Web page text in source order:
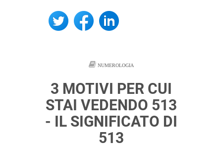
NUMEROLOGIA
3 MOTIVI PER CUI
STAI VEDENDO 513
- IL SIGNIFICATO DI
513